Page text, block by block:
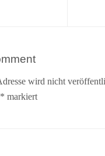
wird nicht
* markiert